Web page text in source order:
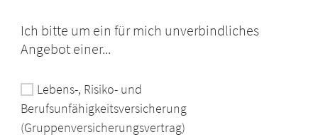
Ich bitte um ein für mich unverbindliches
Angebot einer...
Lebens-, Risiko- und
Berufsunfähigkeitsversicherung
(Gruppenversicherungsvertrag)